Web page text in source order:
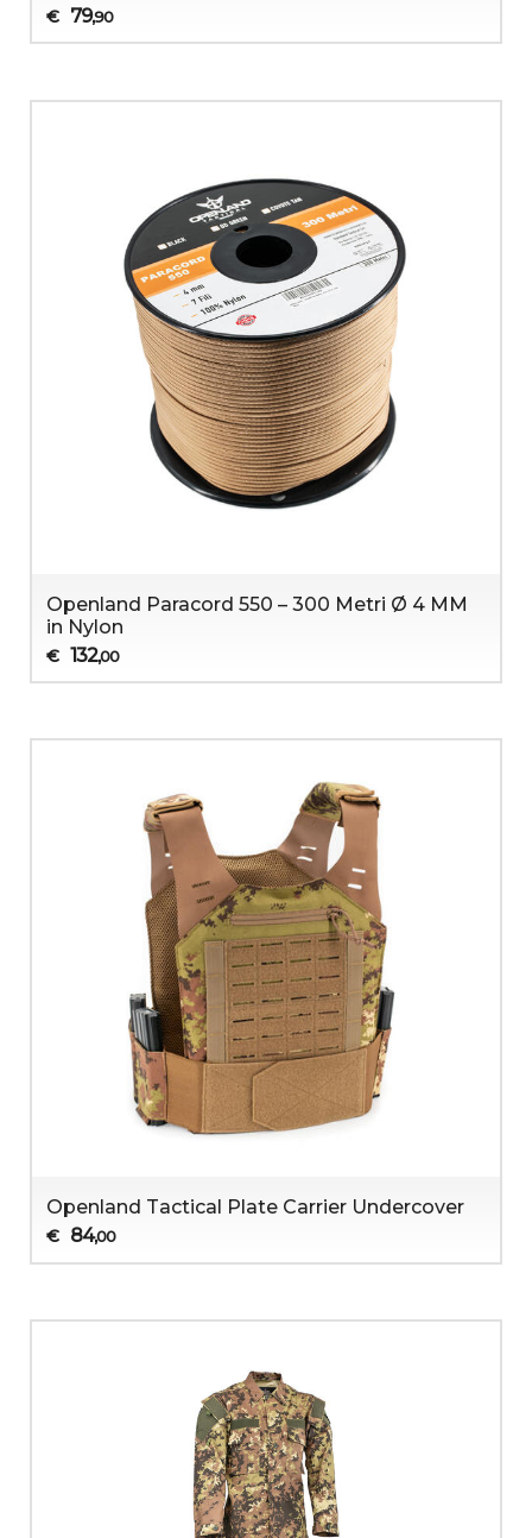
€ 79,90
Openland Paracord 550 – 300 Metri Ø 4 MM
in Nylon
€ 132,00
Openland Tactical Plate Carrier Undercover
€ 84,00